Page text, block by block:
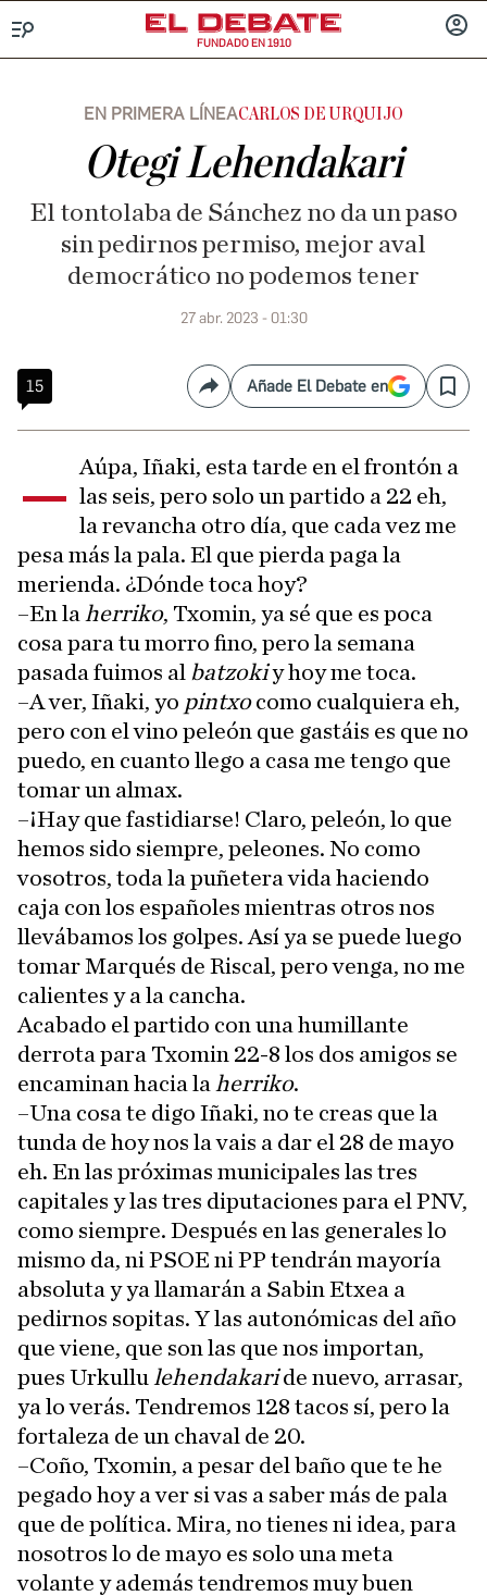
FUNDADO EN 1910
EN PRIMERA LÍNEACARLOS DE URQUIJO
Otegi Lehendakari
El tontolaba de Sánchez no da un paso
sin pedirnos permiso, mejor aval
democrático no podemos tener
27 abr. 2023 - 01:30
15 CompartirAñade El Debate en Save
– Aúpa, Iñaki, esta tarde en el frontón a
las seis, pero solo un partido a 22 eh,
la revancha otro día, que cada vez me
pesa más la pala. El que pierda paga la
merienda. ¿Dónde toca hoy?
–En la herriko, Txomin, ya sé que es poca
cosa para tu morro fino, pero la semana
pasada fuimos al batzokiy hoy me toca.
–A ver, Iñaki, yo pintxocomo cualquiera eh,
pero con el vino peleón que gastáis es que no
puedo, en cuanto llego a casa me tengo que
tomar un almax.
–¡Hay que fastidiarse! Claro, peleón, lo que
hemos sido siempre, peleones. No como
vosotros, toda la puñetera vida haciendo
caja con los españoles mientras otros nos
llevábamos los golpes. Así ya se puede luego
tomar Marqués de Riscal, pero venga, no me
calientes y a la cancha.
Acabado el partido con una humillante
derrota para Txomin 22-8 los dos amigos se
encaminan hacia la herriko.
–Una cosa te digo Iñaki, no te creas que la
tunda de hoy nos la vais a dar el 28 de mayo
eh. En las próximas municipales las tres
capitales y las tres diputaciones para el PNV,
como siempre. Después en las generales lo
mismo da, ni PSOE ni PP tendrán mayoría
absoluta y ya llamarán a Sabin Etxea a
pedirnos sopitas. Y las autonómicas del año
que viene, que son las que nos importan,
pues Urkullu lehendakaride nuevo, arrasar,
ya lo verás. Tendremos 128 tacos sí, pero la
fortaleza de un chaval de 20.
–Coño, Txomin, a pesar del baño que te he
pegado hoy a ver si vas a saber más de pala
que de política. Mira, no tienes ni idea, para
nosotros lo de mayo es solo una meta
volante y además tendremos muy buen